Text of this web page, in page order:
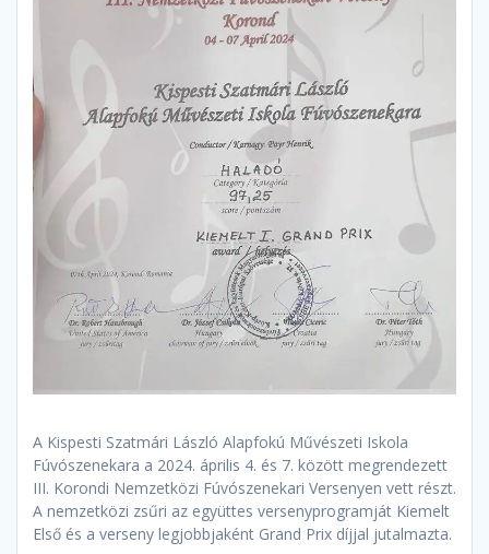
A Kispesti Szatmári László Alapfokú Művészeti Iskola
Fúvószenekara a 2024. április 4. és 7. között megrendezett
III. Korondi Nemzetközi Fúvószenekari Versenyen vett részt.
A nemzetközi zsűri az együttes versenyprogramját Kiemelt
Első és a verseny legjobbjaként Grand Prix díjjal jutalmazta.